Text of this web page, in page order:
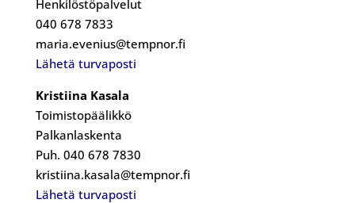
Henkilöstöpalvelut
040 678 7833
maria.evenius@tempnor.fi
Lähetä turvaposti
Kristiina Kasala
Toimistopäälikkö
Palkanlaskenta
Puh. 040 678 7830
kristiina.kasala@tempnor.fi
Lähetä turvaposti